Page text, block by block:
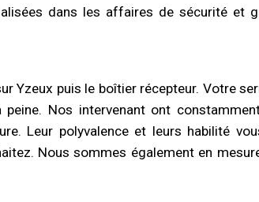
dans les affaires de sécurité et
Yzeux puis le boîtier récepteur. Votre
Nos intervenant ont
Leur polyvalence et leurs habilité
Nous sommes également en